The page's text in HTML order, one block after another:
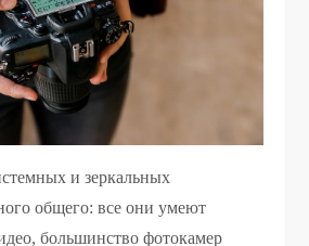
и зеркальных
общего: все они умеют
большинство фотокамер